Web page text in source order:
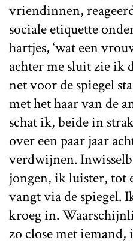
vriendinnen,
sociale etiquette
hartjes, ‘wat een
achter me sluit zie ik
net voor de spiegel
met het haar van de
schat ik, beide in
over een paar jaar
verdwijnen.
jongen, ik luister, tot
vangt via de spiegel.
kroeg in.
zo close met iemand,